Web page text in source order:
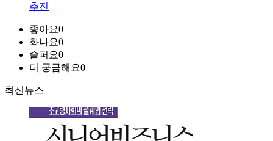
추진
좋아요0
화나요0
슬퍼요0
더 궁금해요0
최신뉴스